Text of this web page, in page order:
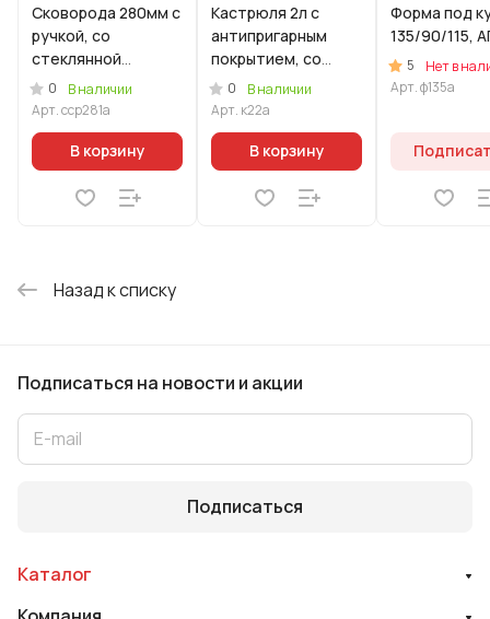
Сковорода 280мм с
ручкой, со
стеклянной
крышкой, АП линия
"Стелла"
0
В наличии
Арт.сср281а
В корзину
Кастрюля 2л с
антипригарным
покрытием, со
стеклянной
крышкой.
0
В наличии
Арт. к22а
В корзину
Форма под
135/90/115,
5
Нет в
Арт.ф135а
Назад к списку
Подписаться на новости и акции
Подписаться
Каталог